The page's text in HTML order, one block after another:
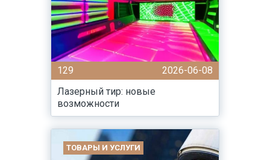
129
2026-06-08
Лазерный тир: новые
возможности
ТОВАРЫ И УСЛУГИ